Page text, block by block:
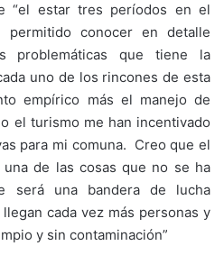
“el estar tres períodos en el
permitido conocer en detalle
problemáticas que tiene la
uno de los rincones de esta
empírico más el manejo de
el turismo me han incentivado
para mi comuna. Creo que el
de las cosas que no se ha
será una bandera de lucha
cada vez más personas y
y sin contaminación”